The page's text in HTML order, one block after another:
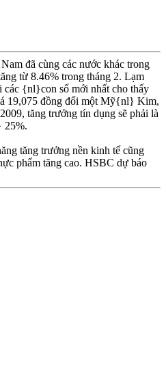
đã cùng các nước khác trong
từ 8.46% trong tháng 2. Lạm
các {nl}con số mới nhất cho thấy
19,075 đồng đổi một Mỹ{nl} Kim,
tăng trưởng tín dụng sẽ phải là
25%.
tăng trưởng nền kinh tế cũng
phẩm tăng cao. HSBC dự báo